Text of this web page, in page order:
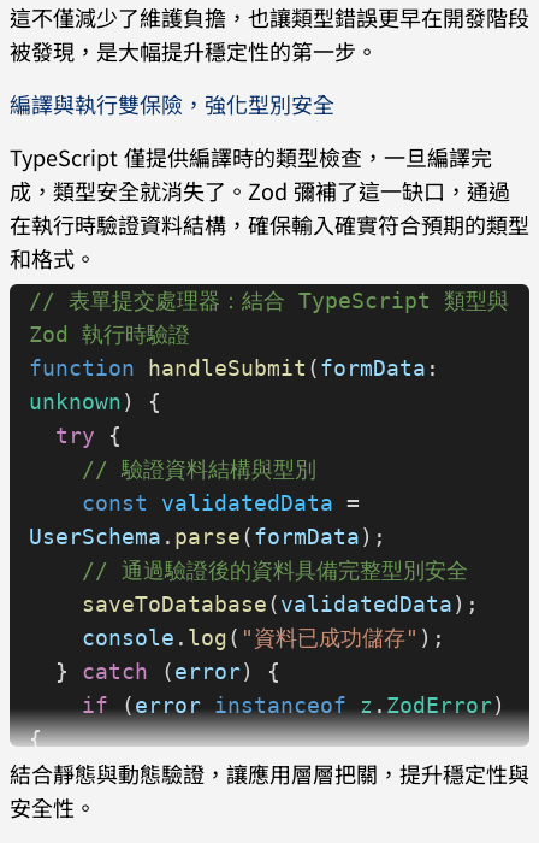
  email:
z.string().email(),
  age:
z.number().min( 18),
});
// 型別自動推斷
type User = z.infer< typeof
UserSchema>;
// 等同於：{ username: string; email:
string; age: number }
UserSchema>;
    id:
"8dd7d69c-ab17-468c-80b5-
c71658aa6b07",
    name:
"John Doe" ,
    email:
"john.doe@example.com"
,
    role:
    metadata:
{
        age:
    },
    lastLogin:
15T12:34:56.789Z"
result
UserSchema.parse( user);
log (result );
  id: '8dd7d69c-ab17-468c-80b5-
c71658aa6b07',
  name: 'John Doe',
  email: 'john.doe@example.com',
這不僅減少了維護負擔，也讓類型錯誤更早在開發階段
被發現，是大幅提升穩定性的第一步。
編譯與執行雙保險，強化型別安全
TypeScript 僅提供編譯時的類型檢查，一旦編譯完
成，類型安全就消失了。Zod 彌補了這一缺口，通過
在執行時驗證資料結構，確保輸入確實符合預期的類型
和格式。
// 表單提交處理器：結合 TypeScript 類型與
Zod 執行時驗證
function handleSubmit (formData
unknown) {
  try
{
    // 驗證資料結構與型別
    const
validatedData
UserSchema . parse(formData);
    // 通過驗證後的資料具備完整型別安全
    saveToDatabase
(validatedData);
    console
. log( "資料已成功儲存" );
  }
catch (error) {
    if
(error instanceof z . ZodError)
{
      // 輸出詳細驗證錯誤訊息
結合靜態與動態驗證，讓應用層層把關，提升穩定性與
安全性。